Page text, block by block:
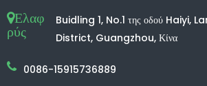
Ελαφ
ρύς
Buidling 1, No.1 της οδού Haiyi,
District, Guangzhou, Κίνα
0086-15915736889